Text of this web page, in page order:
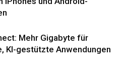
Mehr Gigabyte für
KI-gestützte Anwendungen